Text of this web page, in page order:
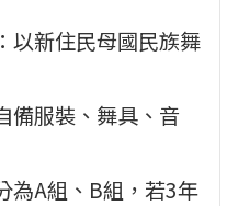
以新住民母國民族舞
備服裝、舞具、音
為A組、B組，若3年